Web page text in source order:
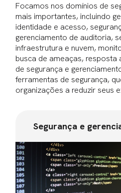
Focamos nos domínios de
mais importantes, incluindo
identidade e acesso,
gerenciamento de auditoria,
infraestrutura e nuvem,
busca de ameaças, resposta
de segurança e
ferramentas de segurança,
organizações a reduzir seus
Segurança e